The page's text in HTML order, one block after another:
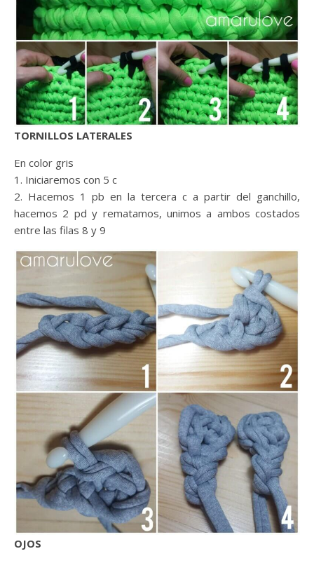
TORNILLOS LATERALES
En color gris
1. Iniciaremos con 5 c
2. Hacemos 1 pb en la tercera c a partir del ganchillo,
hacemos 2 pd y rematamos, unimos a ambos costados
entre las filas 8 y 9
OJOS